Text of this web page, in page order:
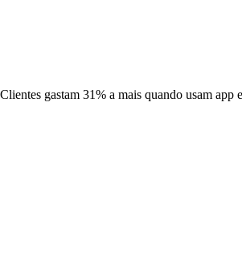
Clientes gastam 31% a mais quando usam app